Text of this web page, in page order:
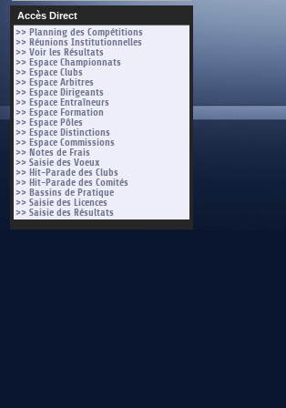
Accès Direct
>> Planning des Compétitions
>> Réunions Institutionnelles
>> Voir les Résultats
>> Espace Championnats
>> Espace Clubs
>> Espace Arbitres
>> Espace Dirigeants
>> Espace Entraîneurs
>> Espace Formation
>> Espace Pôles
>> Espace Distinctions
>> Espace Commissions
>> Notes de Frais
>> Saisie des Voeux
>> Hit-Parade des Clubs
>> Hit-Parade des Comités
>> Bassins de Pratique
>> Saisie des Licences
>> Saisie des Résultats